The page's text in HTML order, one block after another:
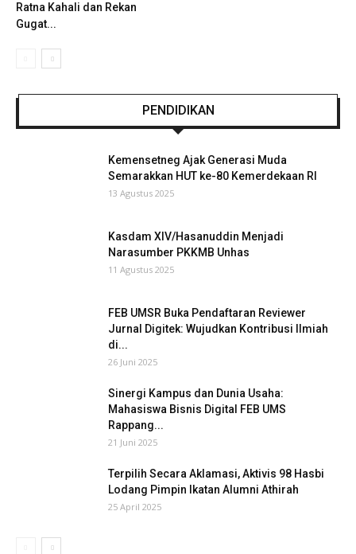
Ratna Kahali dan Rekan
Gugat...
PENDIDIKAN
Kemensetneg Ajak Generasi Muda
Semarakkan HUT ke-80 Kemerdekaan RI
13 Agustus 2025
Kasdam XIV/Hasanuddin Menjadi
Narasumber PKKMB Unhas
11 Agustus 2025
FEB UMSR Buka Pendaftaran Reviewer
Jurnal Digitek: Wujudkan Kontribusi Ilmiah
di...
26 Juni 2025
Sinergi Kampus dan Dunia Usaha:
Mahasiswa Bisnis Digital FEB UMS
Rappang...
21 Juni 2025
Terpilih Secara Aklamasi, Aktivis 98 Hasbi
Lodang Pimpin Ikatan Alumni Athirah
25 April 2025